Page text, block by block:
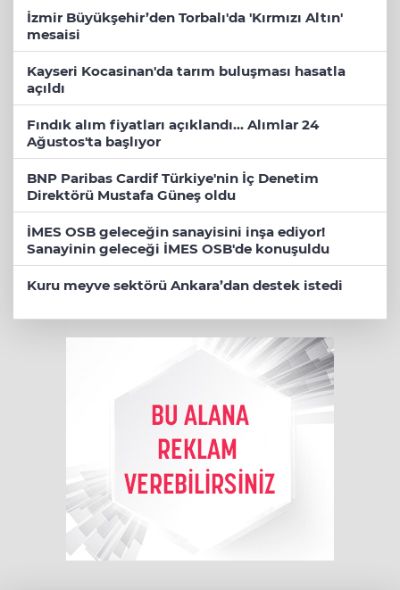
İzmir Büyükşehir’den Torbalı'da 'Kırmızı Altın'
mesaisi
Kayseri Kocasinan'da tarım buluşması hasatla
açıldı
Fındık alım fiyatları açıklandı... Alımlar 24
Ağustos'ta başlıyor
BNP Paribas Cardif Türkiye'nin İç Denetim
Direktörü Mustafa Güneş oldu
İMES OSB geleceğin sanayisini inşa ediyor!
Sanayinin geleceği İMES OSB'de konuşuldu
Kuru meyve sektörü Ankara’dan destek istedi